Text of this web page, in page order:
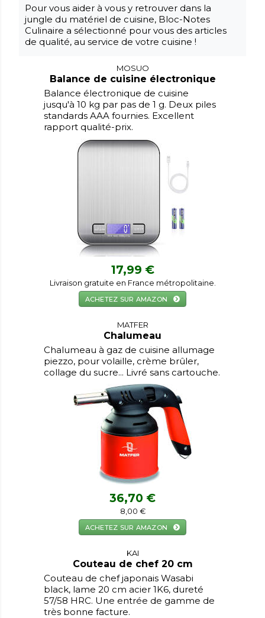
Pour vous aider à vous y retrouver dans la
jungle du matériel de cuisine, Bloc-Notes
Culinaire a sélectionné pour vous des articles
de qualité, au service de votre cuisine !
MOSUO
Balance de cuisine électronique
Balance électronique de cuisine
jusqu'à 10 kg par pas de 1 g. Deux piles
standards AAA fournies. Excellent
rapport qualité-prix.
17,99 €
Livraison gratuite en France métropolitaine.
ACHETEZ SUR AMAZON
MATFER
Chalumeau
Chalumeau à gaz de cuisine allumage
piezzo, pour volaille, crème brûler,
collage du sucre... Livré sans cartouche.
36,70 €
8,00 €
ACHETEZ SUR AMAZON
KAI
Couteau de chef 20 cm
Couteau de chef japonais Wasabi
black, lame 20 cm acier 1K6, dureté
57/58 HRC. Une entrée de gamme de
très bonne facture.